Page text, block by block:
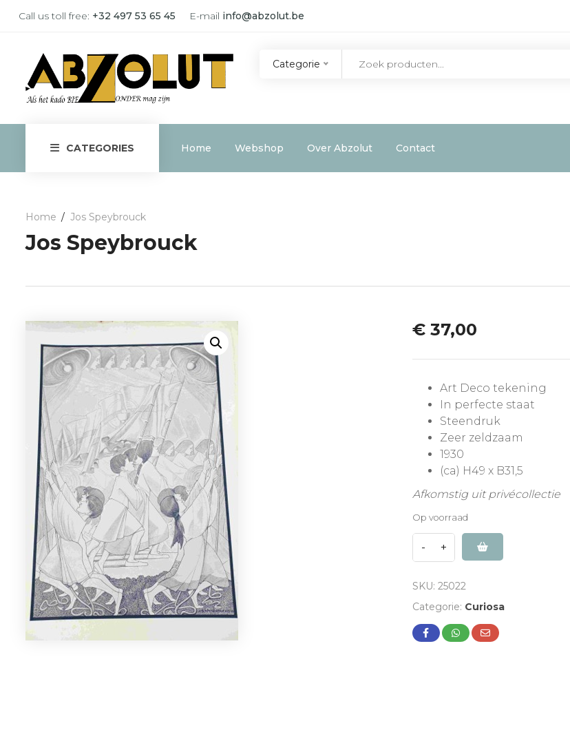
Call us toll free: +32 497 53 65 45 E-mail info@abzolut.be
Categorie
CATEGORIES Home Webshop Over Abzolut Contact
Home Jos Speybrouck
Jos Speybrouck
€37,00
Art Deco tekening
In perfecte staat
Steendruk
Zeer zeldzaam
1930
(ca) H49 x B31,5
Afkomstig uit privécollectie
Op voorraad
SKU: 25022
Categorie: Curiosa